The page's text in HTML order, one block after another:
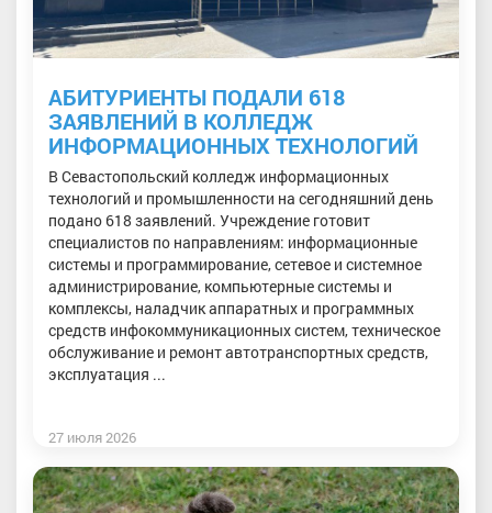
АБИТУРИЕНТЫ ПОДАЛИ 618
ЗАЯВЛЕНИЙ В КОЛЛЕДЖ
ИНФОРМАЦИОННЫХ ТЕХНОЛОГИЙ
В Севастопольский колледж информационных
технологий и промышленности на сегодняшний день
подано 618 заявлений. Учреждение готовит
специалистов по направлениям: информационные
системы и программирование, сетевое и системное
администрирование, компьютерные системы и
комплексы, наладчик аппаратных и программных
средств инфокоммуникационных систем, техническое
обслуживание и ремонт автотранспортных средств,
эксплуатация ...
27 июля 2026